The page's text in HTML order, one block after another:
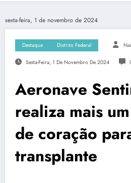
sexta-feira, 1 de novembro de 2024
Destaque Distrito Federal
Sexta-Feira, 1 De Novembro De 2024
Aeronave
realiza mais
de coração
transplante